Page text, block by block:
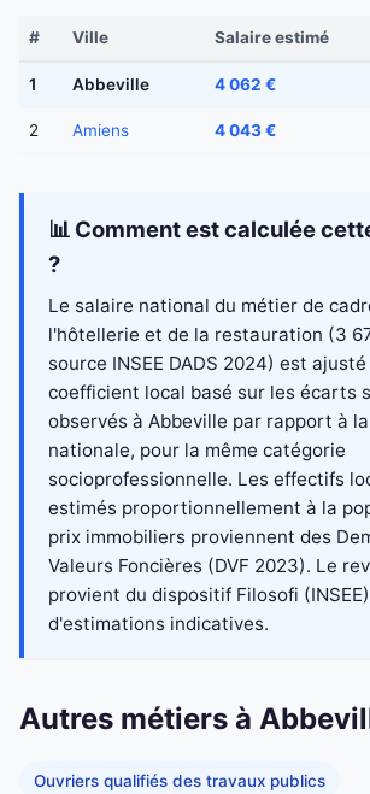
# Ville Salaire estimé
1 Abbeville 4 062 €
2 Amiens 4 043 €
📊 Comment est calculée
?
Le salaire national du métier de
l'hôtellerie et de la restauration (3
source INSEE DADS 2024) est
coefficient local basé sur les écarts
observés à Abbeville par rapport à
nationale, pour la même catégorie
socioprofessionnelle. Les effectifs
estimés proportionnellement à la
prix immobiliers proviennent des
Valeurs Foncières (DVF 2023). Le
provient du dispositif Filosofi
d'estimations indicatives.
Autres métiers à
Ouvriers qualifiés des travaux publics